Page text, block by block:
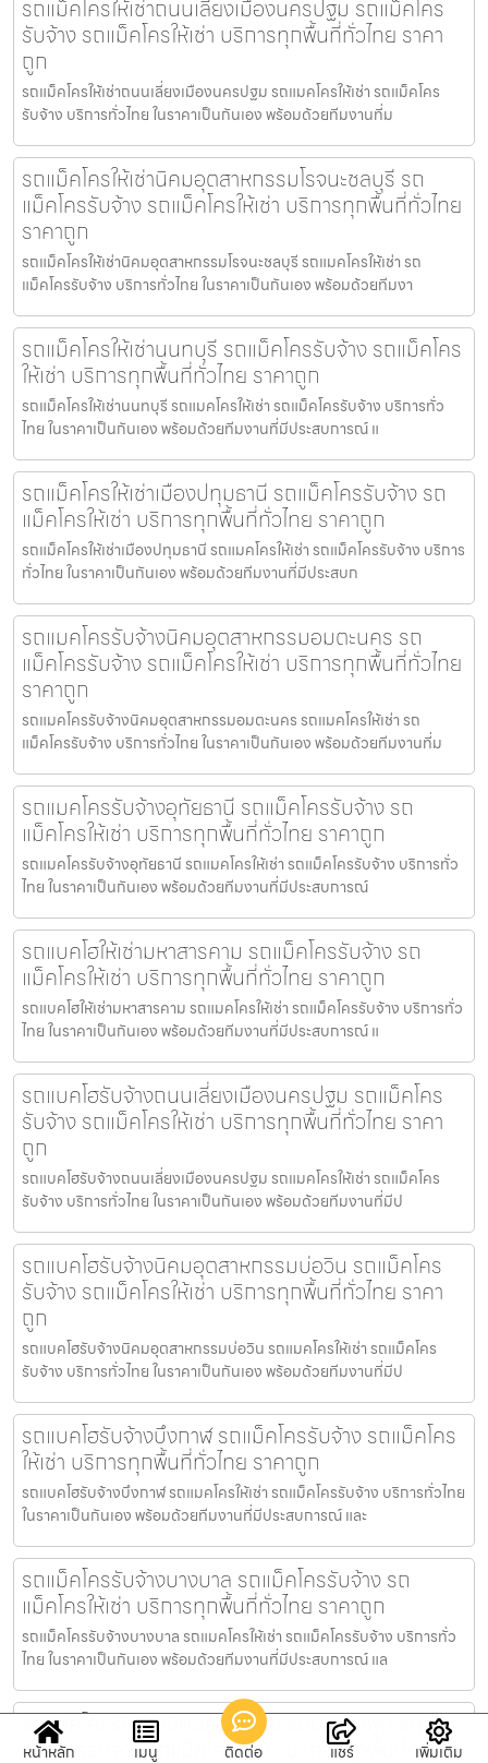
รถแม็คโครให้เช่าถนนเลี่ยงเมืองนครปฐม รถแม็คโคร
รับจ้าง รถแม็คโครให้เช่า บริการทุกพื้นที่ทั่วไทย ราคา
ถูก
รถแม็คโครให้เช่าถนนเลี่ยงเมืองนครปฐม รถแมคโครให้เช่า รถแม็คโคร
รับจ้าง บริการทั่วไทย ในราคาเป็นกันเอง พร้อมด้วยทีมงานที่ม
รถแม็คโครให้เช่านิคมอุตสาหกรรมโรจนะชลบุรี รถ
แม็คโครรับจ้าง รถแม็คโครให้เช่า บริการทุกพื้นที่ทั่วไทย
ราคาถูก
รถแม็คโครให้เช่านิคมอุตสาหกรรมโรจนะชลบุรี รถแมคโครให้เช่า รถ
แม็คโครรับจ้าง บริการทั่วไทย ในราคาเป็นกันเอง พร้อมด้วยทีมงา
รถแม็คโครให้เช่านนทบุรี รถแม็คโครรับจ้าง รถแม็คโคร
ให้เช่า บริการทุกพื้นที่ทั่วไทย ราคาถูก
รถแม็คโครให้เช่านนทบุรี รถแมคโครให้เช่า รถแม็คโครรับจ้าง บริการทั่ว
ไทย ในราคาเป็นกันเอง พร้อมด้วยทีมงานที่มีประสบการณ์ แ
รถแม็คโครให้เช่าเมืองปทุมธานี รถแม็คโครรับจ้าง รถ
แม็คโครให้เช่า บริการทุกพื้นที่ทั่วไทย ราคาถูก
รถแม็คโครให้เช่าเมืองปทุมธานี รถแมคโครให้เช่า รถแม็คโครรับจ้าง บริการ
ทั่วไทย ในราคาเป็นกันเอง พร้อมด้วยทีมงานที่มีประสบก
รถแมคโครรับจ้างนิคมอุตสาหกรรมอมตะนคร รถ
แม็คโครรับจ้าง รถแม็คโครให้เช่า บริการทุกพื้นที่ทั่วไทย
ราคาถูก
รถแมคโครรับจ้างนิคมอุตสาหกรรมอมตะนคร รถแมคโครให้เช่า รถ
แม็คโครรับจ้าง บริการทั่วไทย ในราคาเป็นกันเอง พร้อมด้วยทีมงานที่ม
รถแมคโครรับจ้างอุทัยธานี รถแม็คโครรับจ้าง รถ
แม็คโครให้เช่า บริการทุกพื้นที่ทั่วไทย ราคาถูก
รถแมคโครรับจ้างอุทัยธานี รถแมคโครให้เช่า รถแม็คโครรับจ้าง บริการทั่ว
ไทย ในราคาเป็นกันเอง พร้อมด้วยทีมงานที่มีประสบการณ์
รถแบคโฮให้เช่ามหาสารคาม รถแม็คโครรับจ้าง รถ
แม็คโครให้เช่า บริการทุกพื้นที่ทั่วไทย ราคาถูก
รถแบคโฮให้เช่ามหาสารคาม รถแมคโครให้เช่า รถแม็คโครรับจ้าง บริการทั่ว
ไทย ในราคาเป็นกันเอง พร้อมด้วยทีมงานที่มีประสบการณ์ แ
รถแบคโฮรับจ้างถนนเลี่ยงเมืองนครปฐม รถแม็คโคร
รับจ้าง รถแม็คโครให้เช่า บริการทุกพื้นที่ทั่วไทย ราคา
ถูก
รถแบคโฮรับจ้างถนนเลี่ยงเมืองนครปฐม รถแมคโครให้เช่า รถแม็คโคร
รับจ้าง บริการทั่วไทย ในราคาเป็นกันเอง พร้อมด้วยทีมงานที่มีป
รถแบคโฮรับจ้างนิคมอุตสาหกรรมบ่อวิน รถแม็คโคร
รับจ้าง รถแม็คโครให้เช่า บริการทุกพื้นที่ทั่วไทย ราคา
ถูก
รถแบคโฮรับจ้างนิคมอุตสาหกรรมบ่อวิน รถแมคโครให้เช่า รถแม็คโคร
รับจ้าง บริการทั่วไทย ในราคาเป็นกันเอง พร้อมด้วยทีมงานที่มีป
รถแบคโฮรับจ้างบึงกาฬ รถแม็คโครรับจ้าง รถแม็คโคร
ให้เช่า บริการทุกพื้นที่ทั่วไทย ราคาถูก
รถแบคโฮรับจ้างบึงกาฬ รถแมคโครให้เช่า รถแม็คโครรับจ้าง บริการทั่วไทย
ในราคาเป็นกันเอง พร้อมด้วยทีมงานที่มีประสบการณ์ และ
รถแม็คโครรับจ้างบางบาล รถแม็คโครรับจ้าง รถ
แม็คโครให้เช่า บริการทุกพื้นที่ทั่วไทย ราคาถูก
รถแม็คโครรับจ้างบางบาล รถแมคโครให้เช่า รถแม็คโครรับจ้าง บริการทั่ว
ไทย ในราคาเป็นกันเอง พร้อมด้วยทีมงานที่มีประสบการณ์ แล
รถแมคโครรับจ้างนิคมอุตสาหกรรมมาบตาพุด รถ
แม็คโครรับจ้าง รถแม็คโครให้เช่า บริการทุกพื้นที่ทั่วไทย
หน้าหลัก เมนู ติดต่อ แชร์ เพิ่มเติม